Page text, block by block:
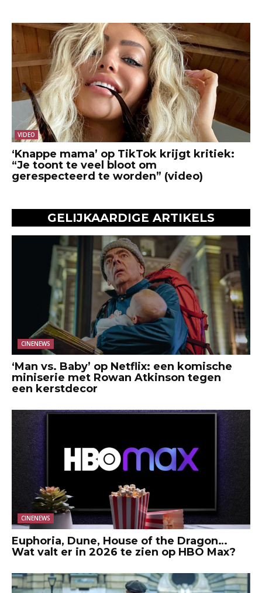
VIDEO
‘Knappe mama’ op TikTok krijgt kritiek:
“Je toont te veel bloot om
gerespecteerd te worden” (video)
GELIJKAARDIGE ARTIKELS
CINENEWS
‘Man vs. Baby’ op Netflix: een komische
miniserie met Rowan Atkinson tegen
een kerstdecor
CINENEWS
Euphoria, Dune, House of the Dragon…
Wat valt er in 2026 te zien op HBO Max?